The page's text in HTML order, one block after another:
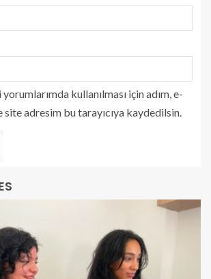
kullanılması için adım, e-
adresim bu tarayıcıya kaydedilsin.